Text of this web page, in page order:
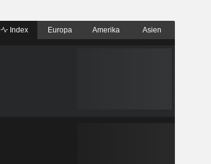
Index Europa Amerika Asien